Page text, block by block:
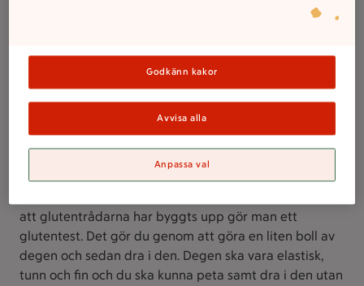
2. Gör ett glutentest
att glutentrådarna har byggts upp gör man ett
glutentest. Det gör du genom att göra en liten boll av
degen och sedan dra i den. Degen ska vara elastisk,
tunn och fin och du ska kunna peta samt dra i den utan
Godkänn kakor
Avvisa alla
Anpassa val